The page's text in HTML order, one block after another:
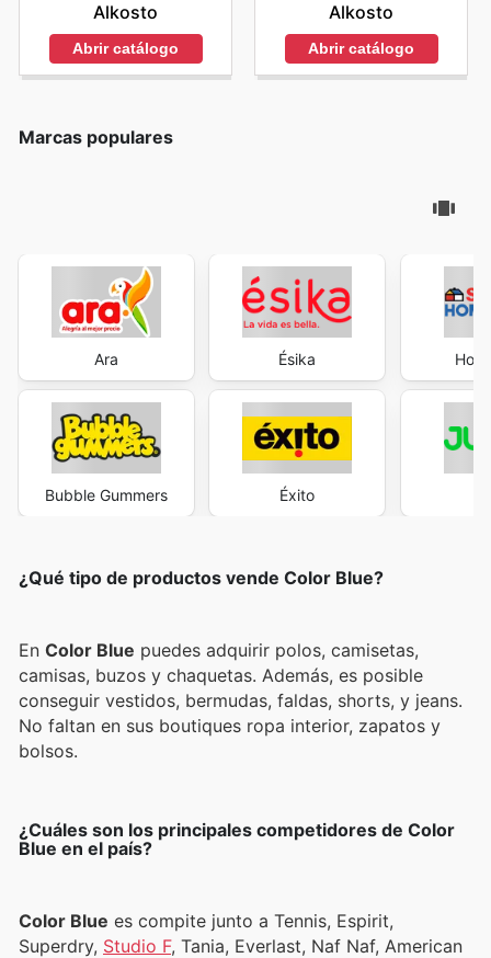
Alkosto
Abrir catálogo
Alkosto
Abrir catálogo
Marcas populares
Ara
Bubble Gummers
Ésika
Éxito
¿Qué tipo de productos vende Color Blue?
En Color Blue puedes adquirir polos, camisetas,
camisas, buzos y chaquetas. Además, es posible
conseguir vestidos, bermudas, faldas, shorts, y jeans.
No faltan en sus boutiques ropa interior, zapatos y
bolsos.
¿Cuáles son los principales competidores de Color
Blue en el país?
Color Blue es compite junto a Tennis, Espirit,
Superdry, Studio F, Tania, Everlast, Naf Naf, American